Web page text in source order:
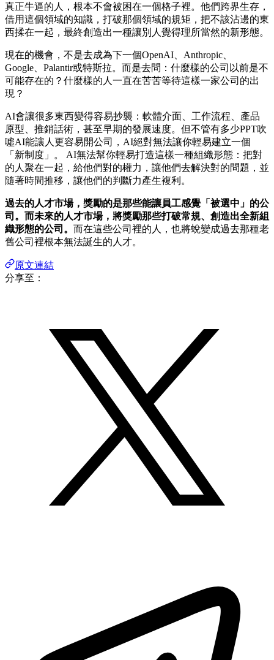
真正牛逼的人，根本不會被困在一個格子裡。他們跨界生存，
借用這個領域的知識，打破那個領域的規矩，把不該沾邊的東
西揉在一起，最終創造出一種讓別人覺得理所當然的新形態。
現在的機會，不是去成為下一個OpenAI、Anthropic、
Google、Palantir或特斯拉。而是去問：什麼樣的公司以前是不
可能存在的？什麼樣的人一直在苦苦等待這樣一家公司的出
現？
AI會讓很多東西變得容易抄襲：軟體介面、工作流程、產品
原型、推銷話術，甚至早期的發展速度。但不管有多少PPT吹
噓AI能讓人更容易開公司，AI絕對無法讓你輕易建立一個
「新制度」。 AI無法幫你輕易打造這樣一種組織形態：把對
的人聚在一起，給他們對的權力，讓他們去解決對的問題，並
隨著時間推移，讓他們的判斷力產生複利。
過去的人才市場，獎勵的是那些能讓員工感覺「被選中」的公
司。而未來的人才市場，將獎勵那些打破常規、創造出全新組
織形態的公司。 而在這些公司裡的人，也將蛻變成過去那種老
舊公司裡根本無法誕生的人才。
原文連結
分享至：